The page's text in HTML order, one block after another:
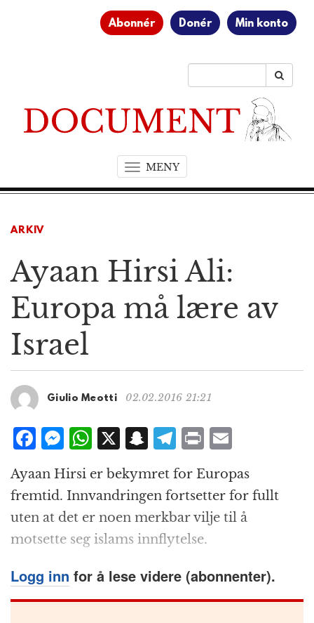
Abonnér Donér Min konto
MENYT
o
v
i
n
ARKIV
Ayaan Hirsi Ali:
Europa må lære av
Israel
Giulio Meotti 02.02.2016 21:21
F
c
e
b
o
o
k
M
e
ss
e
n
g
e
r
W
h
at
s
A
p
p
X S
a
p
c
h
at
T
el
e
g
r
a
m
P
n
t
ai
l
Ayaan Hirsi er bekymret for Europas
fremtid. Innvandringen fortsetter for fullt
uten at det er noen merkbar vilje til å
motsette seg islams innflytelse.
Logg inn for å lese videre (abonnenter).